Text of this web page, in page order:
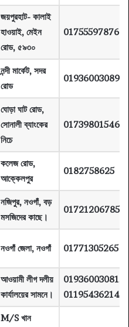
জয়পুরহাট- কালাই
হাওয়াই, মেইন
রোড, ৫৯৩০
01755597876
নন্দী মার্কেট, সদর
রোড
01936003089
ঘোড়া ঘাট রোড,
সোনালী ব্যাংকের
নিচে
01739801546
কলেজ রোড,
আক্কেলপুর
0182758625
নজিপুর, নওগাঁ, বড়
মসজিদের কাছে।
01721206785
নওগাঁ জেলা, নওগাঁ 01771305265
আওয়ামী লীগ দলীয়
কার্যালয়ের সামনে।
01936003081,
01195436214
M/S খান